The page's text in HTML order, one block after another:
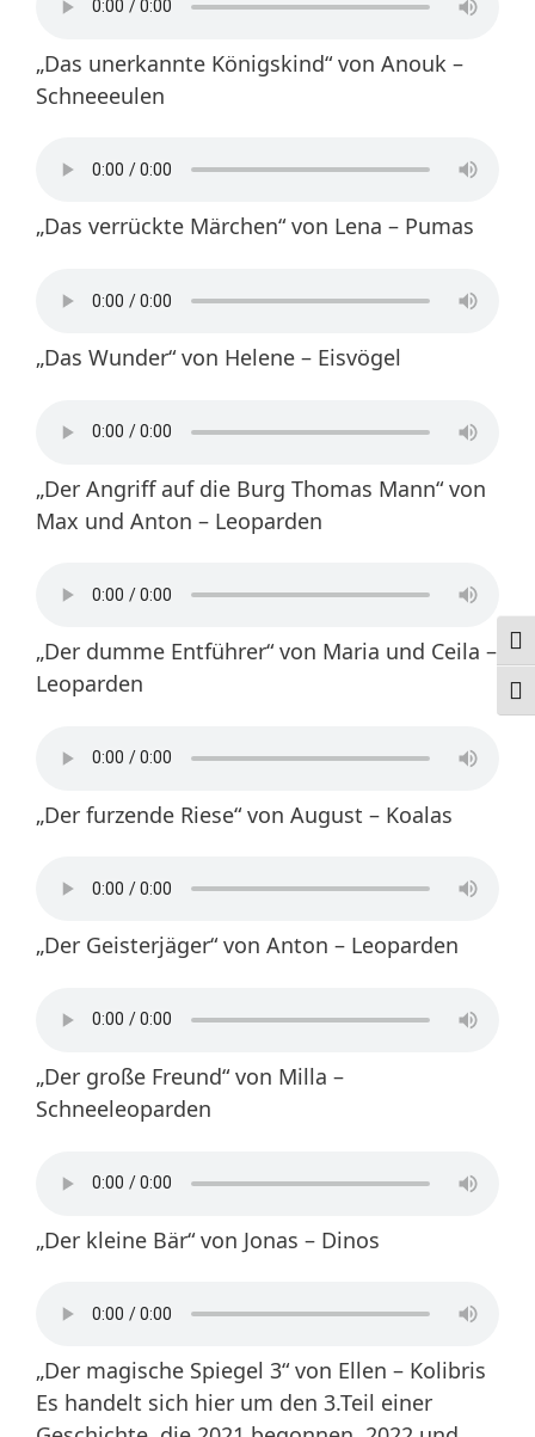
„Das unerkannte Königskind“ von Anouk –
Schneeeulen
„Das verrückte Märchen“ von Lena – Pumas
„Das Wunder“ von Helene – Eisvögel
„Der Angriff auf die Burg Thomas Mann“ von
Max und Anton – Leoparden
„Der dumme Entführer“ von Maria und Ceila –
Leoparden
„Der furzende Riese“ von August – Koalas
„Der Geisterjäger“ von Anton – Leoparden
„Der große Freund“ von Milla –
Schneeleoparden
„Der kleine Bär“ von Jonas – Dinos
„Der magische Spiegel 3“ von Ellen – Kolibris
Es handelt sich hier um den 3.Teil einer